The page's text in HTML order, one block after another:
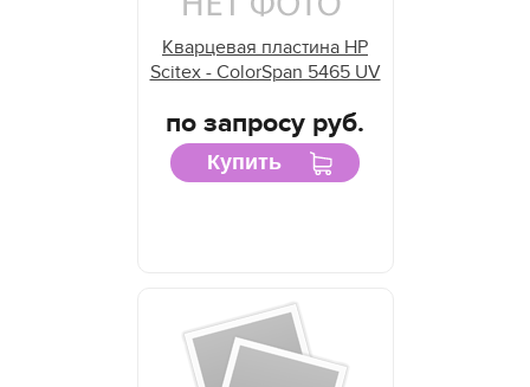
Кварцевая пластина HP
Scitex - ColorSpan 5465 UV
по запросу руб.
Купить